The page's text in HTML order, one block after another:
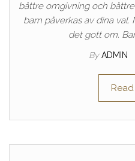
bättre omgivning och
barn påverkas av dina
det gott om.
By ADMIN